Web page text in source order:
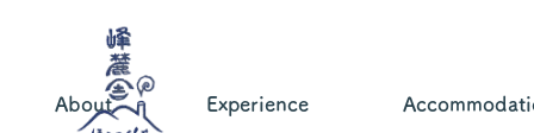
About Experience